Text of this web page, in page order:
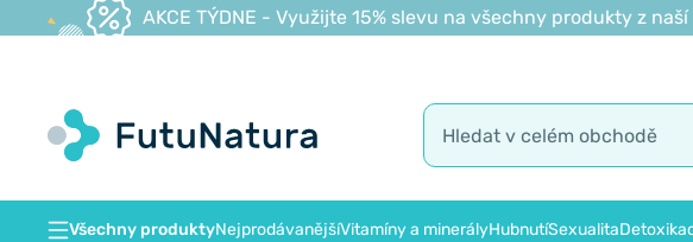
AKCE TÝDNE - Využijte 15% slevu na všechny produkty z
Všechny produktyNejprodávanějšíVitamíny a minerályHubnutíSexualita